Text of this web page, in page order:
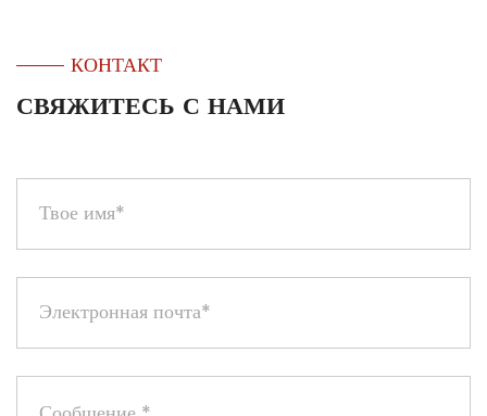
КОНТАКТ
СВЯЖИТЕСЬ С НАМИ